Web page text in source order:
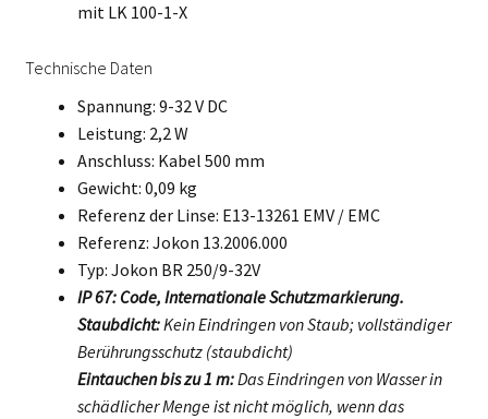
mit LK 100-1-X
Technische Daten
Spannung: 9-32 V DC
Leistung: 2,2 W
Anschluss: Kabel 500 mm
Gewicht: 0,09 kg
Referenz der Linse: E13-13261 EMV / EMC
Referenz: Jokon 13.2006.000
Typ: Jokon BR 250/9-32V
IP 67: Code, Internationale Schutzmarkierung.
Staubdicht:Kein Eindringen von Staub; vollständiger
Berührungsschutz (staubdicht)
Eintauchen bis zu 1 m:Das Eindringen von Wasser in
schädlicher Menge ist nicht möglich, wenn das